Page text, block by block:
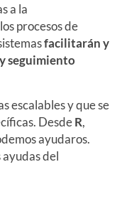
a la
procesos de
facilitarán y
seguimiento
escalables y que se
DesdeR,
ayudaros.
del